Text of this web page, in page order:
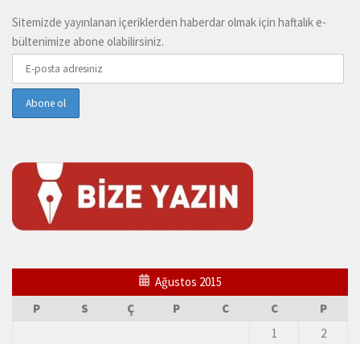
Sitemizde yayınlanan içeriklerden haberdar olmak için haftalık e-
bültenimize abone olabilirsiniz.
Ağustos 2015
P
S Ç P C C
P
1
2